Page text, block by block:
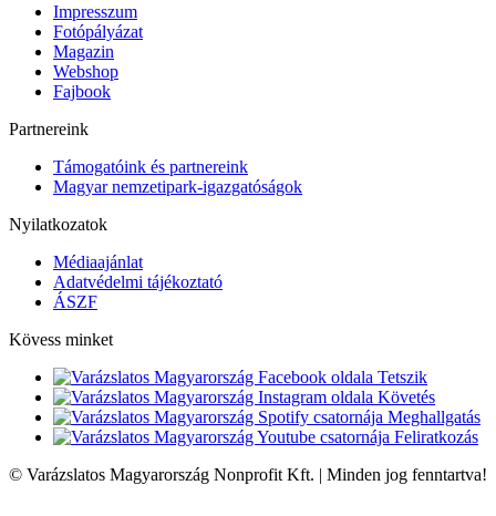
Impresszum
Fotópályázat
Magazin
Webshop
Fajbook
Partnereink
Támogatóink és partnereink
Magyar nemzetipark-igazgatóságok
Nyilatkozatok
Médiaajánlat
Adatvédelmi tájékoztató
ÁSZF
Kövess minket
Tetszik
Követés
Meghallgatás
Feliratkozás
© Varázslatos Magyarország Nonprofit Kft. | Minden jog fenntartva!